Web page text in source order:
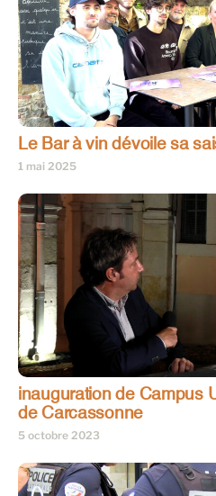
Le Bar à vin dévoile sa
1 mai 2025
inauguration de Campus
de Carcassonne
5 octobre 2023